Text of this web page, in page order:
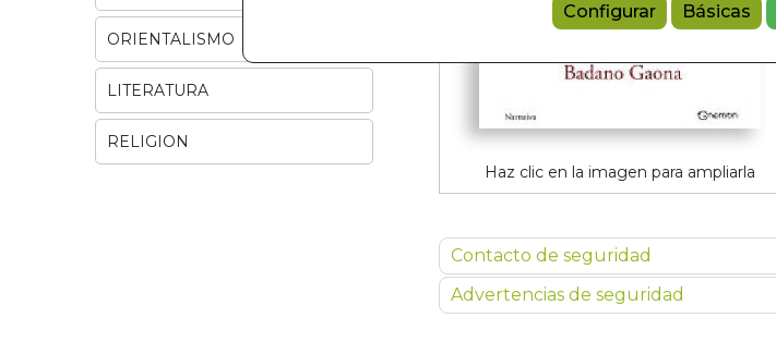
Configurar Básicas
Haz clic en la imagen para ampliarla
Contacto de seguridad
Advertencias de seguridad
ORIENTALISMO
LITERATURA
RELIGION